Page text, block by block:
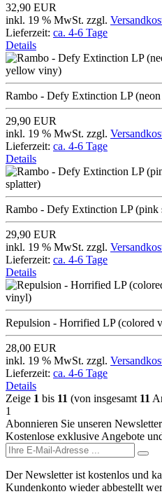
32,90 EUR
inkl. 19 % MwSt. zzgl.
Lieferzeit: ca. 4-6 Tage
Details
Rambo - Defy Extinction LP
29,90 EUR
inkl. 19 % MwSt. zzgl.
Lieferzeit: ca. 4-6 Tage
Details
Rambo - Defy Extinction LP (pink
29,90 EUR
inkl. 19 % MwSt. zzgl.
Lieferzeit: ca. 4-6 Tage
Details
Repulsion - Horrified LP (colored
28,00 EUR
inkl. 19 % MwSt. zzgl.
Lieferzeit: ca. 4-6 Tage
Details
Zeige 1 bis 11 (von insgesamt 11
1
Abonnieren Sie unseren Newsletter
Kostenlose exklusive Angebote
Der Newsletter ist kostenlos und
Kundenkonto wieder abbestellt